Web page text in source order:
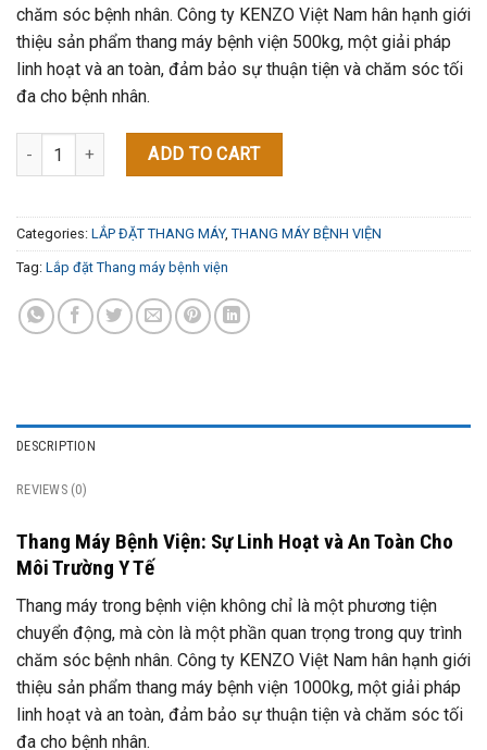
chăm sóc bệnh nhân. Công ty KENZO Việt Nam hân hạnh giới
thiệu sản phẩm thang máy bệnh viện 500kg, một giải pháp
linh hoạt và an toàn, đảm bảo sự thuận tiện và chăm sóc tối
đa cho bệnh nhân.
Thang Máy Bệnh Viện 500Kg quantity
ADD TO CART
Categories: LẮP ĐẶT THANG MÁY, THANG MÁY BỆNH VIỆN
Tag: Lắp đặt Thang máy bệnh viện
DESCRIPTION
REVIEWS (0)
Thang Máy Bệnh Viện: Sự Linh Hoạt và An Toàn Cho
Môi Trường Y Tế
Thang máy trong bệnh viện không chỉ là một phương tiện
chuyển động, mà còn là một phần quan trọng trong quy trình
chăm sóc bệnh nhân. Công ty KENZO Việt Nam hân hạnh giới
thiệu sản phẩm thang máy bệnh viện 1000kg, một giải pháp
linh hoạt và an toàn, đảm bảo sự thuận tiện và chăm sóc tối
đa cho bệnh nhân.